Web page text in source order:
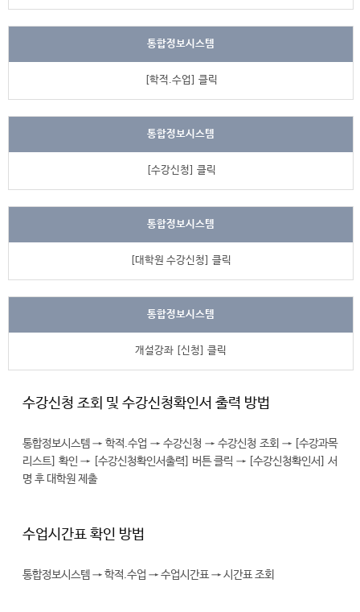
통합정보시스템
[학적.수업] 클릭
통합정보시스템
[수강신청] 클릭
통합정보시스템
[대학원 수강신청] 클릭
통합정보시스템
개설강좌 [신청] 클릭
수강신청 조회 및 수강신청확인서 출력 방법
통합정보시스템 → 학적.수업 → 수강신청 → 수강신청 조회 → [수강과목
리스트] 확인 → [수강신청확인서출력] 버튼 클릭 → [수강신청확인서] 서
명 후 대학원 제출
수업시간표 확인 방법
통합정보시스템 → 학적.수업 → 수업시간표 → 시간표 조회